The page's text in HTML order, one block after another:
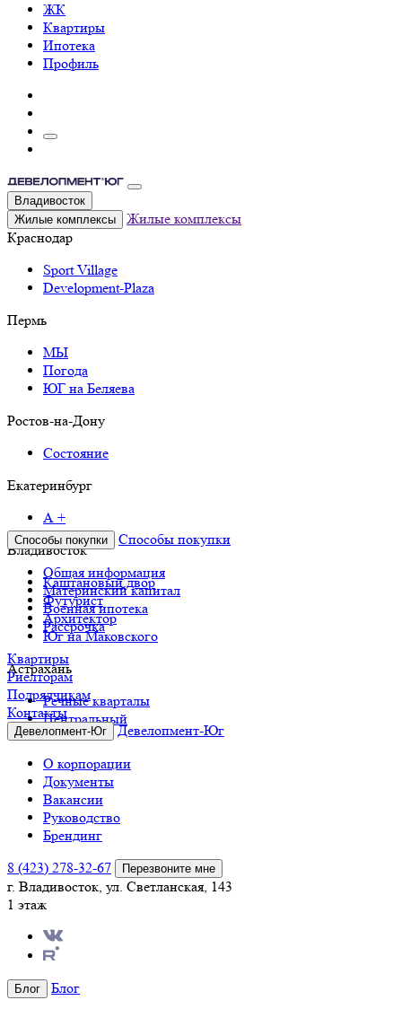
ЖК
Квартиры
Ипотека
Профиль
Владивосток
Жилые комплексы
Жилые комплексы
Краснодар
Sport Village
Development-Plaza
Пермь
МЫ
Погода
ЮГ на Беляева
Ростов-на-Дону
Состояние
Екатеринбург
А +
Владивосток
Каштановый двор
Футурист
Архитектор
Юг на Маковского
Астрахань
Речные кварталы
Центральный
Способы покупки
Способы покупки
Общая информация
Материнский капитал
Военная ипотека
Рассрочка
Квартиры
Риелторам
Подрядчикам
Контакты
Девелопмент-Юг
Девелопмент-Юг
О корпорации
Документы
Вакансии
Руководство
Брендинг
8 (423) 278-32-67
Перезвоните мне
г. Владивосток, ул. Светланская, 143
1 этаж
Блог
Блог